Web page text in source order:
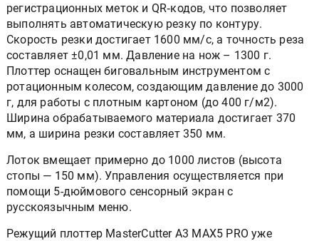
регистрационных меток и QR‑кодов, что позволяет
выполнять автоматическую резку по контуру.
Скорость резки достигает 1600 мм/с, а точность реза
составляет ±0,01 мм. Давление на нож – 1300 г.
Плоттер оснащен биговальным инструментом с
ротационным колесом, создающим давление до 3000
г, для работы с плотным картоном (до 400 г/м2).
Ширина обрабатываемого материала достигает 370
мм, а ширина резки составляет 350 мм.
Лоток вмещает примерно до 1000 листов (высота
стопы — 150 мм). Управления осуществляется при
помощи 5-дюймового сенсорный экран с
русскоязычным меню.
Режущий плоттер MasterCutter A3 MAX5 PRO уже